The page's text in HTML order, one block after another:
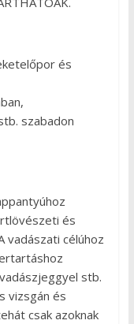
és
szabadon
és
vadászati célúhoz
stb.
vizsgán és
csak azoknak